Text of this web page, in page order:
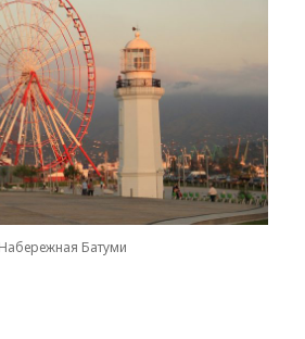
Набережная Батуми